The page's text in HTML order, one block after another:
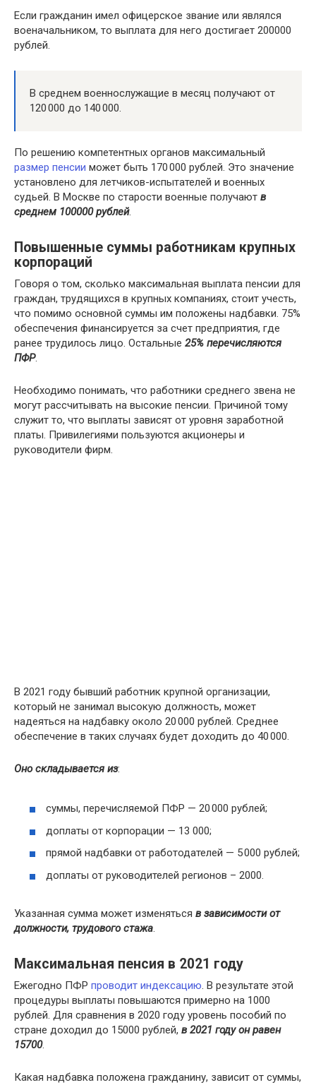
Если гражданин имел офицерское звание или являлся
военачальником, то выплата для него достигает 200000
рублей.
В среднем военнослужащие в месяц получают от
120 000 до 140 000.
По решению компетентных органов максимальный
размер пенсии может быть 170 000 рублей. Это значение
установлено для летчиков-испытателей и военных
судьей. В Москве по старости военные получают в
среднем 100000 рублей.
Повышенные суммы работникам крупных
корпораций
Говоря о том, сколько максимальная выплата пенсии для
граждан, трудящихся в крупных компаниях, стоит учесть,
что помимо основной суммы им положены надбавки. 75%
обеспечения финансируется за счет предприятия, где
ранее трудилось лицо. Остальные 25% перечисляются
ПФР.
Необходимо понимать, что работники среднего звена не
могут рассчитывать на высокие пенсии. Причиной тому
служит то, что выплаты зависят от уровня заработной
платы. Привилегиями пользуются акционеры и
руководители фирм.
В 2021 году бывший работник крупной организации,
который не занимал высокую должность, может
надеяться на надбавку около 20 000 рублей. Среднее
обеспечение в таких случаях будет доходить до 40 000.
Оно складывается из:
суммы, перечисляемой ПФР — 20 000 рублей;
доплаты от корпорации — 13 000;
прямой надбавки от работодателей — 5 000 рублей;
доплаты от руководителей регионов – 2000.
Указанная сумма может изменяться в зависимости от
должности, трудового стажа
Максимальная пенсия в 2021 году
Ежегодно ПФР проводит индексацию . В результате этой
процедуры выплаты повышаются примерно на 1000
рублей. Для сравнения в 2020 году уровень пособий по
стране доходил до 15000 рублей, в 2021 году он равен
15700.
Какая надбавка положена гражданину, зависит от суммы,